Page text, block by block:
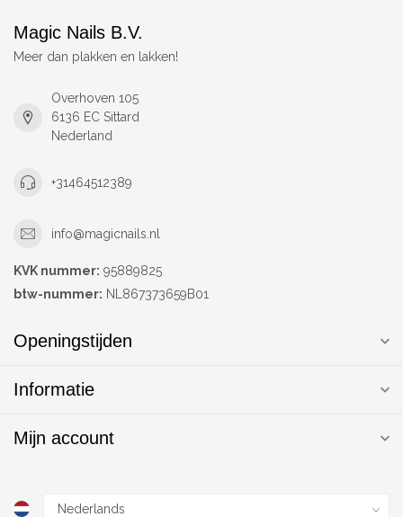
Magic Nails B.V.
Meer dan plakken en lakken!
Overhoven 105
6136 EC Sittard
Nederland
+31464512389
info@magicnails.nl
KVK nummer: 95889825
btw-nummer: NL867373659B01
Openingstijden
Informatie
Mijn account